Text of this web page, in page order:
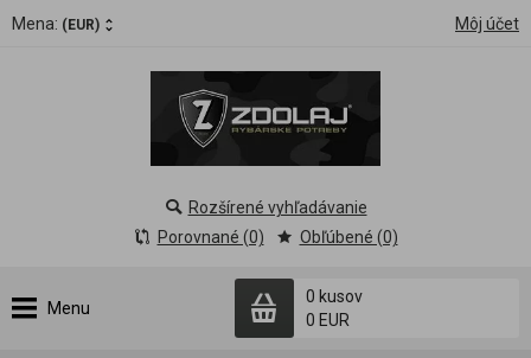
Mena: (EUR) Môj účet
Menu
0 kusov
0 EUR
Rozšírené vyhľadávanie
Porovnané (0)
Obľúbené (0)